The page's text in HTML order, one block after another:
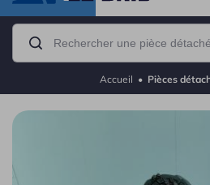
Accueil • Pièces